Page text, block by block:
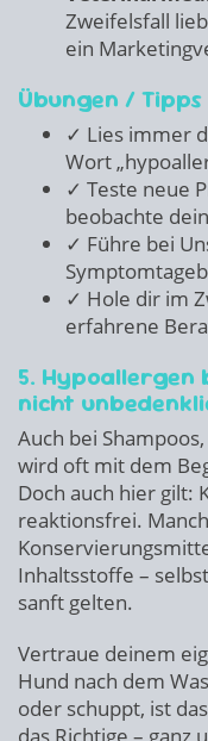
Zweifelsfall
ein
Übungen / Tipps
✓ Lies immer
Wort
✓ Teste neue
beobachte
✓ Führe bei
✓ Hole dir im
erfahrene
5. Hypoallergen
nicht
Auch bei
wird oft mit dem
Doch auch hier gilt:
reaktionsfrei.
Inhaltsstoffe –
sanft gelten.
Vertraue deinem
Hund nach dem
oder schuppt, ist